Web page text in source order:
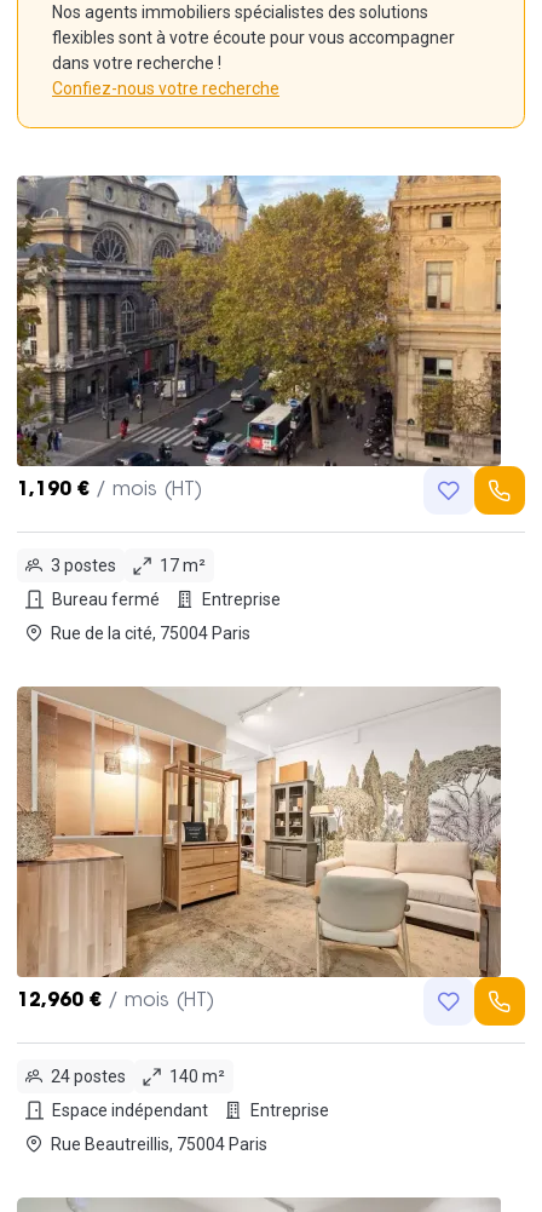
Nos agents immobiliers spécialistes des solutions
flexibles sont à votre écoute pour vous accompagner
dans votre recherche !
Confiez-nous votre recherche
1,190 € / mois (HT)
3 postes
17 m²
Bureau fermé
Entreprise
Rue de la cité, 75004 Paris
12,960 € / mois (HT)
24 postes
140 m²
Espace indépendant
Entreprise
Rue Beautreillis, 75004 Paris